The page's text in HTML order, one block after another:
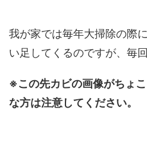
我が家では毎年大掃除の際
い足してくるのですが、毎
※この先カビの画像がちょ
な方は注意してください。